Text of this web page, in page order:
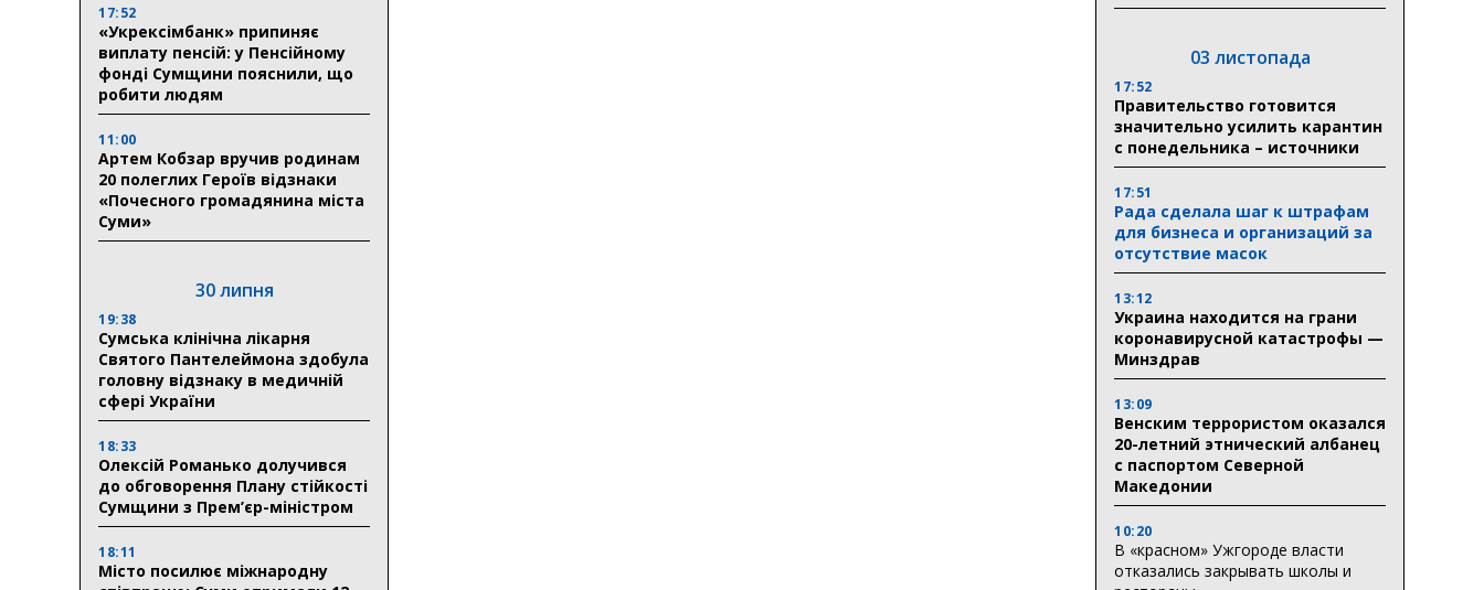
17:52
«Укрексімбанк» припиняє
виплату пенсій: у Пенсійному
фонді Сумщини пояснили, що
робити людям
11:00
Артем Кобзар вручив родинам
20 полеглих Героїв відзнаки
«Почесного громадянина міста
Суми»
30 липня
19:38
Сумська клінічна лікарня
Святого Пантелеймона здобула
головну відзнаку в медичній
сфері України
18:33
Олексій Романько долучився
до обговорення Плану стійкості
Сумщини з Прем’єр-міністром
18:11
Місто посилює міжнародну
03 листопада
17:52
Правительство готовится
значительно усилить карантин
с понедельника – источники
17:51
Рада сделала шаг к штрафам
для бизнеса и организаций за
отсутствие масок
13:12
Украина находится на грани
коронавирусной катастрофы —
Минздрав
13:09
Венским террористом оказался
20-летний этнический албанец
с паспортом Северной
Македонии
10:20
В «красном» Ужгороде власти
отказались закрывать школы и